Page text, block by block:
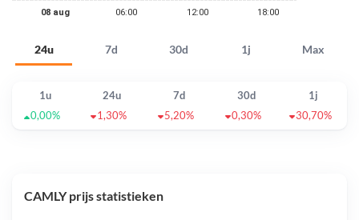
24u 7d 30d 1j Max
1u 24u 7d 30d
1j
0,00%
1,30% 5,20% 0,30% 30,70%
CAMLY prijs statistieken